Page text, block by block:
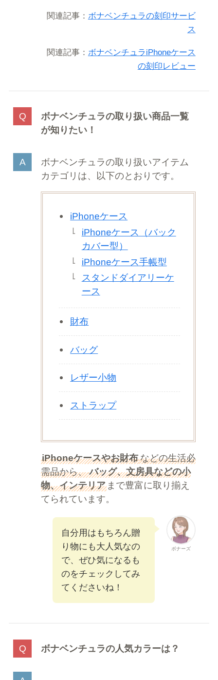
関連記事： ボナベンチュラの刻印サービ
ス
関連記事： ボナベンチュラiPhoneケース
の刻印レビュー
ボナベンチュラの取り扱い商品一覧
が知りたい！
ボナベンチュラの取り扱いアイテム
カテゴリは、以下のとおりです。
iPhoneケース
iPhoneケース（バック
カバー型）
iPhoneケース手帳型
スタンドダイアリーケ
ース
財布
バッグ
レザー小物
ストラップ
iPhoneケースやお財布などの生活必
需品から、バッグ、文房具などの小
物、インテリアまで豊富に取り揃え
てられています。
ボナーズ
自分用はもちろん贈
り物にも大人気なの
で、ぜひ気になるも
のをチェックしてみ
てくださいね！
ボナベンチュラの人気カラーは？